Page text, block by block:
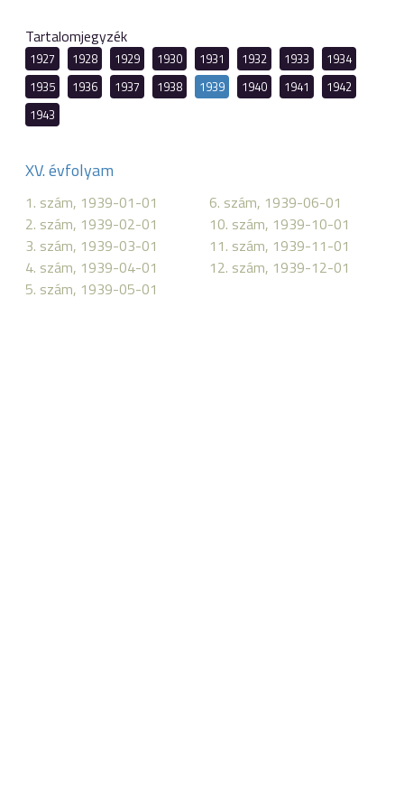
Tartalomjegyzék
1927 1928 1929 1930 1931 1932 1933
1934
1935
1936 1937 1938 1939 1940 1941
1942
1943
XV. évfolyam
1. szám, 1939-01-01
2. szám, 1939-02-01
3. szám, 1939-03-01
4. szám, 1939-04-01
5. szám, 1939-05-01
6. szám, 1939-06-01
10. szám, 1939-10-01
11. szám, 1939-11-01
12. szám, 1939-12-01